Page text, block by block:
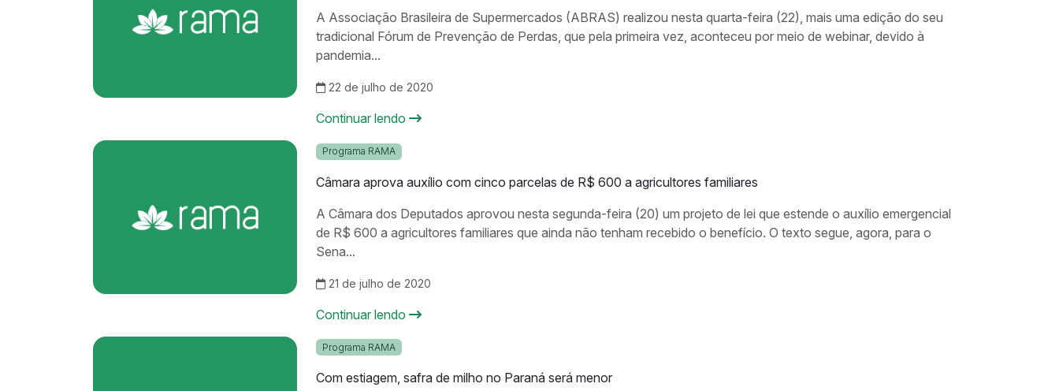
A Associação Brasileira de Supermercados (ABRAS) realizou nesta quarta-feira (22), mais uma edição do seu
tradicional Fórum de Prevenção de Perdas, que pela primeira vez, aconteceu por meio de webinar, devido à
pandemia...
22 de julho de 2020
Continuar lendo
Programa RAMA
Câmara aprova auxílio com cinco parcelas de R$ 600 a agricultores familiares
A Câmara dos Deputados aprovou nesta segunda-feira (20) um projeto de lei que estende o auxílio emergencial
de R$ 600 a agricultores familiares que ainda não tenham recebido o benefício. O texto segue, agora, para o
Sena...
21 de julho de 2020
Continuar lendo
Programa RAMA
Com estiagem, safra de milho no Paraná será menor